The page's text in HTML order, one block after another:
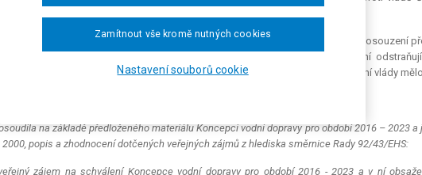
povahy.
se domáhal zrušení bodu II. usnesení vlády č. 46 ze dne 17. 1. 2018 o posouzení
pro období 2016 – 2023 vč. opatření "Realizace stavebních opatření
návrh záměru „Plavební stupeň Děčín“ (dále jen „Usnesení vlády“). Usnesení vlády
na základě předloženého materiálu Koncepci vodní dopravy pro období 2016 – 2023
2000, popis a zhodnocení dotčených veřejných zájmů z hlediska směrnice Rady 92/43/EHS:
zájem na schválení Koncepce vodní dopravy pro období 2016 - 2023 a v ní
Nastavení souborů cookie
Zamítnout vše kromě nutných cookies